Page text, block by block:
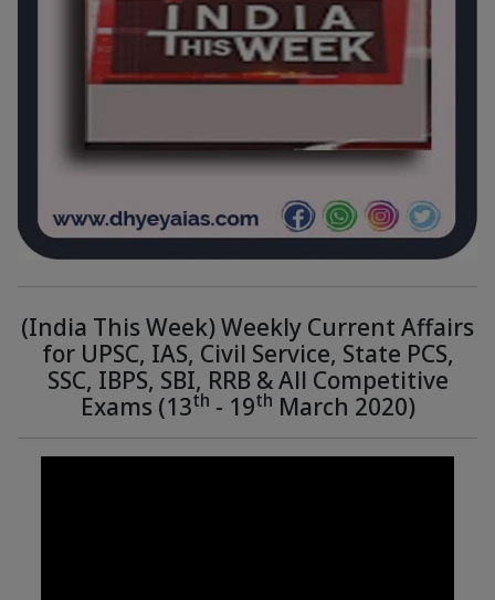
(India This Week) Weekly Current Affairs
for UPSC, IAS, Civil Service, State PCS,
SSC, IBPS, SBI, RRB & All Competitive
Exams (13th - 19th March 2020)